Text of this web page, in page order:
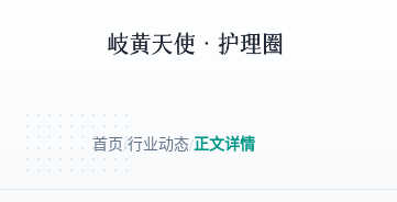
首页/行业动态/正文详情